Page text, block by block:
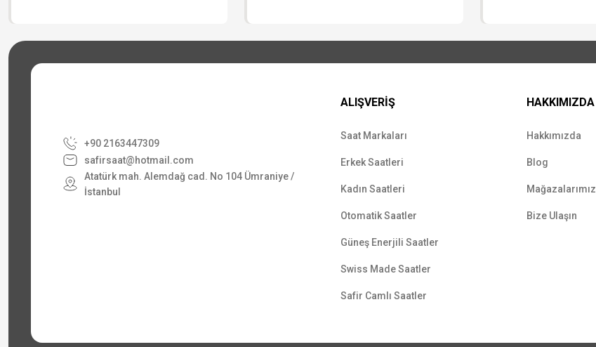
+90 2163447309
safirsaat@hotmail.com
Atatürk mah. Alemdağ cad. No 104 Ümraniye /
İstanbul
ALIŞVERİŞ
Saat Markaları
Erkek Saatleri
Kadın Saatleri
Otomatik Saatler
Güneş Enerjili Saatler
Swiss Made Saatler
Safir Camlı Saatler
HAKKIMIZDA
Hakkımızda
Blog
Mağazalarımız
Bize Ulaşın